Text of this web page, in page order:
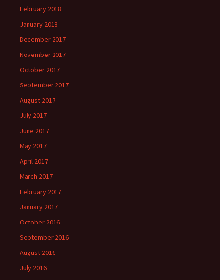
February 2018
January 2018
December 2017
November 2017
October 2017
September 2017
August 2017
July 2017
June 2017
May 2017
April 2017
March 2017
February 2017
January 2017
October 2016
September 2016
August 2016
July 2016